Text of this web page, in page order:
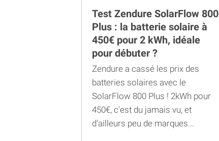
Test Zendure SolarFlow 800
Plus : la batterie solaire à
450€ pour 2 kWh, idéale
pour débuter ?
Zendure a cassé les prix des
batteries solaires avec le
SolarFlow 800 Plus ! 2kWh pour
450€, c'est du jamais vu, et
d'ailleurs peu de marques...